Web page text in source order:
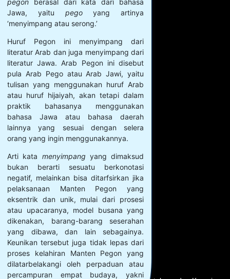
pegon berasal dari kata dari bahasa
Jawa, yaitu pegoyang artinya
‘menyimpang atau serong.’
Huruf Pegon ini menyimpang dari
literatur Arab dan juga menyimpang dari
literatur Jawa. Arab Pegon ini disebut
pula Arab Pego atau Arab Jawi, yaitu
tulisan yang menggunakan huruf Arab
atau huruf hijaiyah, akan tetapi dalam
praktik bahasanya menggunakan
bahasa Jawa atau bahasa daerah
lainnya yang sesuai dengan selera
orang yang ingin menggunakannya.
Arti kata menyimpang yang dimaksud
bukan berarti sesuatu berkonotasi
negatif, melainkan bisa ditarfsirkan jika
pelaksanaan Manten Pegon yang
eksentrik dan unik, mulai dari prosesi
atau upacaranya, model busana yang
dikenakan, barang-barang seserahan
yang dibawa, dan lain sebagainya.
Keunikan tersebut juga tidak lepas dari
proses kelahiran Manten Pegon yang
dilatarbelakangi oleh perpaduan atau
percampuran empat budaya, yakni